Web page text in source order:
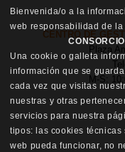
CENTRO DE
Plaza
M-S:
Bienvenida/o a la
web responsabilidad de la
Una cookie o galleta
información que se
cada vez que visitas
nuestras y otras
servicios para nuestra
tipos: las cookies
web pueda funcionar, no